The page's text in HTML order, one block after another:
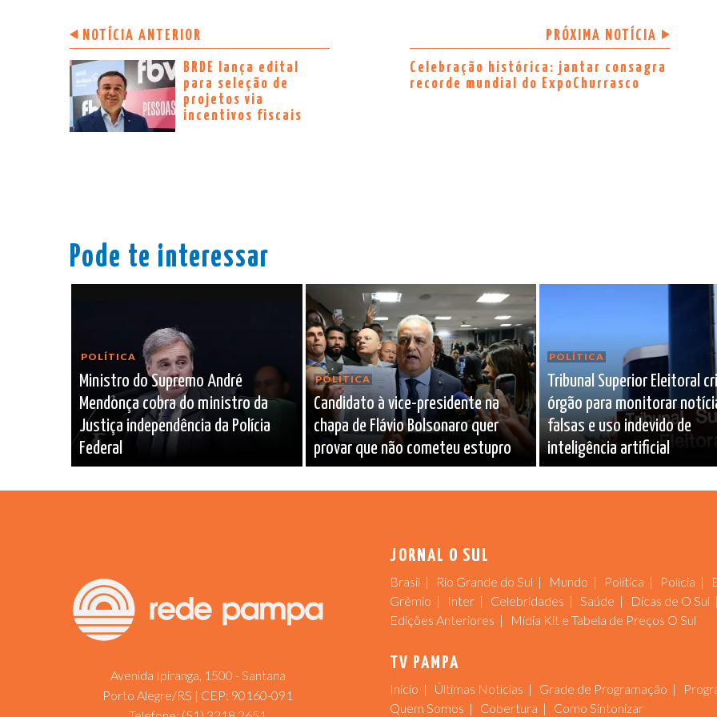
NOTÍCIA ANTERIOR
BRDE lança edital
para seleção de
projetos via
incentivos fiscais
PRÓXIMA NOTÍCIA
Celebração histórica: jantar consagra
recorde mundial do ExpoChurrasco
Pode te interessar
POLÍTICA
Ministro do Supremo André
Mendonça cobra do ministro da
Justiça independência da Polícia
Federal
POLÍTICA
Candidato à vice-presidente na
chapa de Flávio Bolsonaro quer
provar que não cometeu estupro
POLÍTICA
Tribunal Superior Eleitoral
órgão para monitorar
falsas e uso indevido de
inteligência artificial
Avenida Ipiranga, 1500 - Santana
Porto Alegre/RS | CEP: 90160-091
JORNAL O SUL
Brasil Rio Grande do Sul Mundo Política Polícia
Grêmio
Inter Celebridades Saúde
Dicas de O Sul
Edições Anteriores
Mídia Kit e Tabela de Preços O Sul
TV PAMPA
Início Últimas Notícias Grade de Programação
Quem Somos
Cobertura Como Sintonizar